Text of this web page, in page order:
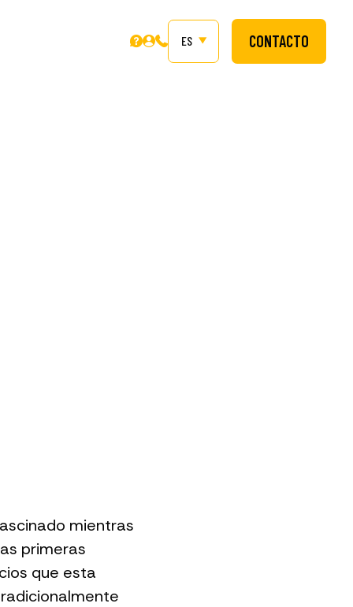
ES CONTACTO
mientras
primeras
que esta